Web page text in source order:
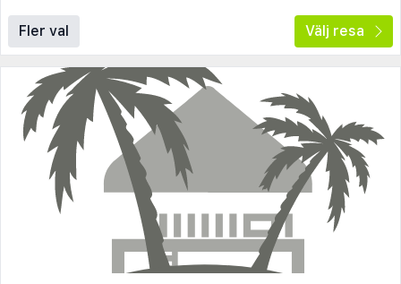
Fler val Välj resa